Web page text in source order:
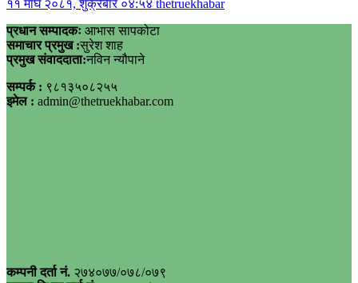
११ माघ २०८१, शुक्रबार ०४:५४ thetruekhabar
प्रधान सम्पादकः आभास सापकोटा
समाचार प्रमुख :सुरेश शाह
प्रमुख संवाददाता:नविन न्यौपाने
सम्पर्क : ९८१३५०८२५५
इमेल : admin@thetruekhabar.com
कम्पनी दर्ता नं. २७४०७७/०७८/०७९